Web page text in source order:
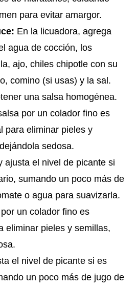
para evitar amargor.
En la licuadora, agrega
agua de cocción, los
ajo, chiles chipotle con su
comino (si usas) y la sal.
una salsa homogénea.
por un colador fino es
para eliminar pieles y
sedosa.
ajusta el nivel de picante si
sumando un poco más de
o agua para suavizarla.
un colador fino es
eliminar pieles y semillas,
el nivel de picante si es
un poco más de jugo de